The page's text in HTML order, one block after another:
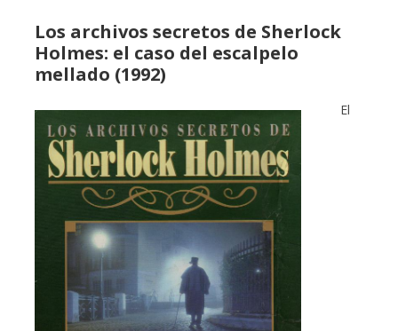
Los archivos secretos de Sherlock
Holmes: el caso del escalpelo
mellado (1992)
El